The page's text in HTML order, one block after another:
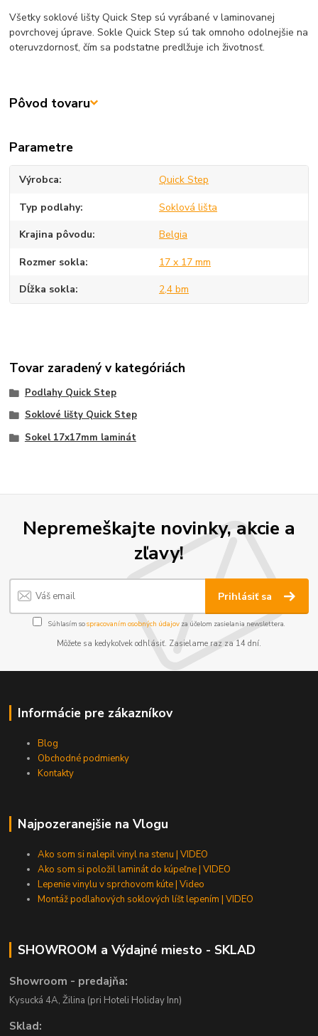
Všetky soklové lišty Quick Step sú vyrábané v laminovanej
povrchovej úprave. Sokle Quick Step sú tak omnoho odolnejšie na
oteruvzdornosť, čím sa podstatne predlžuje ich životnosť.
Pôvod tovaru
Parametre
Výrobca Quick Step
Typ podlahy Soklová lišta
Krajina pôvodu Belgia
Rozmer sokla 17 x 17 mm
Dĺžka sokla 2,4 bm
Tovar zaradený v kategóriách
Podlahy Quick Step
Soklové lišty Quick Step
Sokel 17x17mm laminát
Nepremeškajte novinky, akcie a
zľavy!
Prihlásiť sa
Súhlasím sospracovaním osobných údajov za účelom zasielania newslettera.
Môžete sa kedykoľvek odhlásiť. Zasielame raz za 14 dní.
Informácie pre zákazníkov
Blog
Obchodné podmienky
Kontakty
Najpozeranejšie na Vlogu
Ako som si nalepil vinyl na stenu | VIDEO
Ako som si položil laminát do kúpeľne | VIDEO
Lepenie vinylu v sprchovom kúte | Video
Montáž podlahových soklových líšt lepením | VIDEO
SHOWROOM a Výdajné miesto - SKLAD
Showroom - predajňa:
Kysucká 4A, Žilina (pri Hoteli Holiday Inn)
Sklad: